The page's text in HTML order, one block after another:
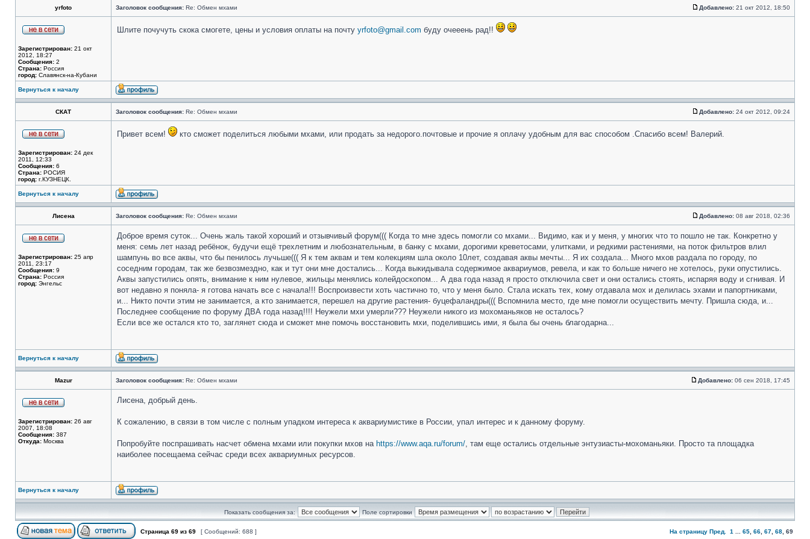
yrfoto Заголовок сообщения: Re: Обмен мхами Добавлено: 21 окт 2012, 18:50
Зарегистрирован: 21 окт
2012, 18:27
Сообщения: 2
Страна: Россия
город: Славянск-на-Кубани
Шлите почучуть скока смогете, цены и условия оплаты на почту yrfoto@gmail.com буду очееень рад!!
Вернуться к началу
СКАТ Заголовок сообщения: Re: Обмен мхами Добавлено: 24 окт 2012, 09:24
Зарегистрирован: 24 дек
2011, 12:33
Сообщения: 6
Страна: РОСИЯ
город: г.КУЗНЕЦК.
Привет всем! кто сможет поделиться любыми мхами, или продать за недорого.почтовые и прочие я оплачу удобным для вас способом .Спасибо всем! Валерий.
Вернуться к началу
Лисена Заголовок сообщения: Re: Обмен мхами Добавлено: 08 авг 2018, 02:36
Зарегистрирован: 25 апр
2011, 23:17
Сообщения: 9
Страна: Россия
город: Энгельс
Доброе время суток... Очень жаль такой хороший и отзывчивый форум((( Когда то мне здесь помогли со мхами... Видимо, как и у меня, у многих что то пошло не так. Конкретно у
меня: семь лет назад ребёнок, будучи ещё трехлетним и любознательным, в банку с мхами, дорогими креветосами, улитками, и редкими растениями, на поток фильтров влил
шампунь во все аквы, что бы пенилось лучьше((( Я к тем аквам и тем колекциям шла около 10лет, создавая аквы мечты... Я их создала... Много мхов раздала по городу, по
соседним городам, так же безвозмездно, как и тут они мне достались... Когда выкидывала содержимое аквариумов, ревела, и как то больше ничего не хотелось, руки опустились.
Аквы запустились опять, внимание к ним нулевое, жильцы менялись колейдоскопом... А два года назад я просто отключила свет и они остались стоять, испаряя воду и сгнивая. И
вот недавно я поняла- я готова начать все с начала!!! Воспроизвести хоть частично то, что у меня было. Стала искать тех, кому отдавала мох и делилась эхами и папортниками,
и... Никто почти этим не занимается, а кто занимается, перешел на другие растения- буцефаландры((( Вспомнила место, где мне помогли осуществить мечту. Пришла сюда, и...
Последнее сообщение по форуму ДВА года назад!!!! Неужели мхи умерли??? Неужели никого из мохоманьяков не осталось?
Если все же остался кто то, заглянет сюда и сможет мне помочь восстановить мхи, поделившись ими, я была бы очень благодарна...
Вернуться к началу
Mazur Заголовок сообщения: Re: Обмен мхами Добавлено: 06 сен 2018, 17:45
Зарегистрирован: 26 авг
2007, 18:08
Сообщения: 387
Откуда: Москва
Лисена, добрый день.
К сожалению, в связи в том числе с полным упадком интереса к аквариумистике в России, упал интерес и к данному форуму.
Попробуйте поспрашивать насчет обмена мхами или покупки мхов на https://www.aqa.ru/forum/, там еще остались отдельные энтузиасты-мохоманьяки. Просто та площадка
наиболее посещаема сейчас среди всех аквариумных ресурсов.
Вернуться к началу
Показать сообщения за: Поле сортировки
Страница 69 из 69 [ Сообщений: 688 ] На страницу Пред. 1 65 66 67 68 69